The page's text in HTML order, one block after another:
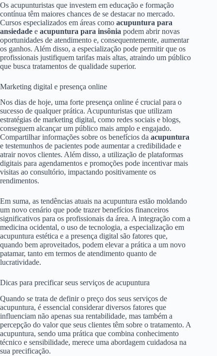
Os acupunturistas que investem em educação e formação
contínua têm maiores chances de se destacar no mercado.
Cursos especializados em áreas como acupuntura para
ansiedade e acupuntura para insônia podem abrir novas
oportunidades de atendimento e, consequentemente, aumentar
os ganhos. Além disso, a especialização pode permitir que os
profissionais justifiquem tarifas mais altas, atraindo um público
que busca tratamentos de qualidade superior.
Marketing digital e presença online
Nos dias de hoje, uma forte presença online é crucial para o
sucesso de qualquer prática. Acupunturistas que utilizam
estratégias de marketing digital, como redes sociais e blogs,
conseguem alcançar um público mais amplo e engajado.
Compartilhar informações sobre os benefícios da acupuntura
e testemunhos de pacientes pode aumentar a credibilidade e
atrair novos clientes. Além disso, a utilização de plataformas
digitais para agendamentos e promoções pode incentivar mais
visitas ao consultório, impactando positivamente os
rendimentos.
Em suma, as tendências atuais na acupuntura estão moldando
um novo cenário que pode trazer benefícios financeiros
significativos para os profissionais da área. A integração com a
medicina ocidental, o uso de tecnologia, a especialização em
acupuntura estética e a presença digital são fatores que,
quando bem aproveitados, podem elevar a prática a um novo
patamar, tanto em termos de atendimento quanto de
lucratividade.
Dicas para precificar seus serviços de acupuntura
Quando se trata de definir o preço dos seus serviços de
acupuntura, é essencial considerar diversos fatores que
influenciam não apenas sua rentabilidade, mas também a
percepção do valor que seus clientes têm sobre o tratamento. A
acupuntura, sendo uma prática que combina conhecimento
técnico e sensibilidade, merece uma abordagem cuidadosa na
sua precificação.